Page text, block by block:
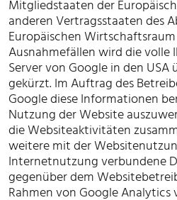
Mitgliedstaaten der
anderen Vertragsstaaten des
Europäischen
Ausnahmefällen wird die volle
Server von Google in den
gekürzt. Im Auftrag des
Google diese Informationen
Nutzung der Website
die Websiteaktivitäten
weitere mit der
Internetnutzung verbundene
gegenüber dem
Rahmen von Google Analytics